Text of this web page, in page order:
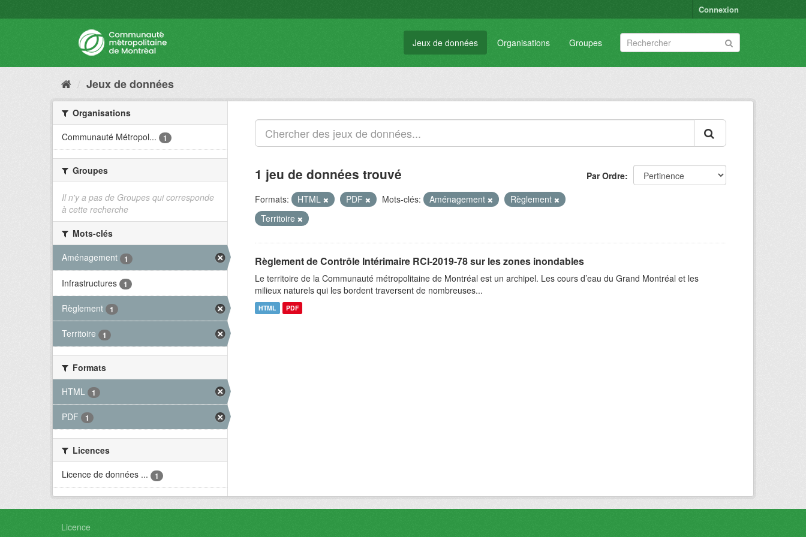
Connexion
Jeux de données Organisations Groupes
Jeux de données
Organisations
Communauté Métropol...
1
Groupes
Il n'y a pas de Groupes qui corresponde
à cette recherche
Mots-clés
Aménagement
1
Infrastructures 1
Règlement 1
Territoire 1
Formats
HTML
1
PDF 1
Licences
Licence de données ...
1
Par Ordre
1 jeu de données trouvé
Formats: HTML PDF Mots-clés: Aménagement
Règlement
Territoire
Règlement de Contrôle Intérimaire RCI-2019-78 sur les zones inondables
Le territoire de la Communauté métropolitaine de Montréal est un archipel. Les cours d’eau du Grand Montréal et les
milieux naturels qui les bordent traversent de nombreuses...
HTML PDF
Licence